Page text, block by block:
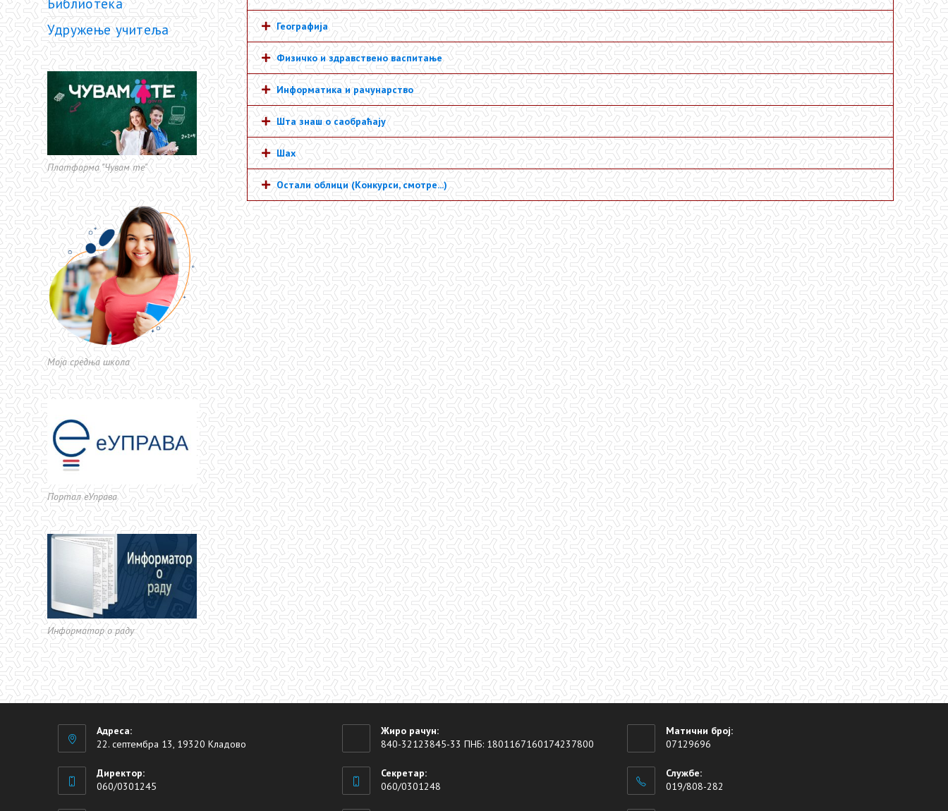
Географија
Физичко и здравствено васпитање
Информатика и рачунарство
Шта знаш о саобраћају
Шах
Остали облици (Конкурси, смотре...)
Библиотека
Удружење учитеља
Платформа "Чувам те"
Моја средња школа
Портал еУправа
Информатор о раду
Адреса:
22. септембра 13, 19320 Кладово
Директор:
060/0301245
Жиро рачун:
840-32123845-33 ПНБ: 1801167160174237800
Секретар:
060/0301248
Матични број:
07129696
Службе:
019/808-282